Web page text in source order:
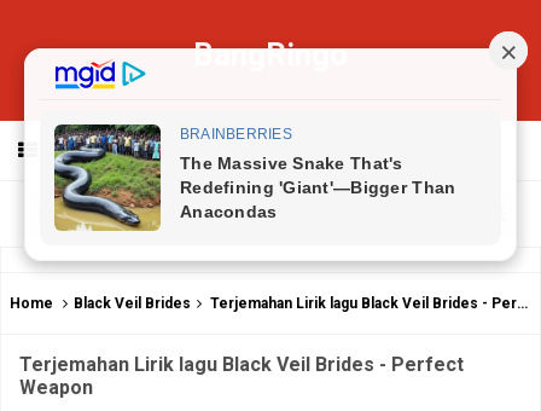
BangRingo
MENU
Home Black Veil Brides Terjemahan Lirik lagu Black Veil Brides - Perfect Weapon
Terjemahan Lirik lagu Black Veil Brides - Perfect
Weapon